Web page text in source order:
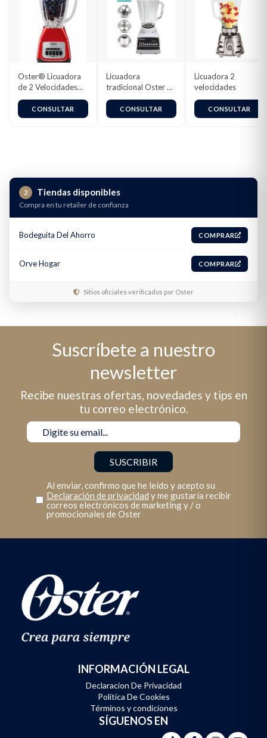
Oster® Licuadora
de 2 Velocidades
más Pulso, con Vaso
de Vidrio
Boroclass®, 1.5 L,
CONSULTAR
Licuadora
tradicional Oster 10
velocidades
4112(127v) / 4172
(220v)
CONSULTAR
Licuadora 2
velocidades
CONSULTAR
2 Tiendas disponibles
Compra en tu retailer de confianza
Bodeguita Del Ahorro COMPRAR
Orve Hogar COMPRAR
Sitios oficiales verificados por Oster
Suscríbete a nuestro
newsletter
Recibe nuestras ofertas, novedades y tips en
tu correo electrónico.
Al enviar, confirmo que he leído y acepto su
Declaración de privacidad y me gustaría recibir
correos electrónicos de marketing y / o
promocionales de Oster
INFORMACIÓN LEGAL
Declaracion De Privacidad
Política De Cookies
Términos y condiciones
SÍGUENOS EN